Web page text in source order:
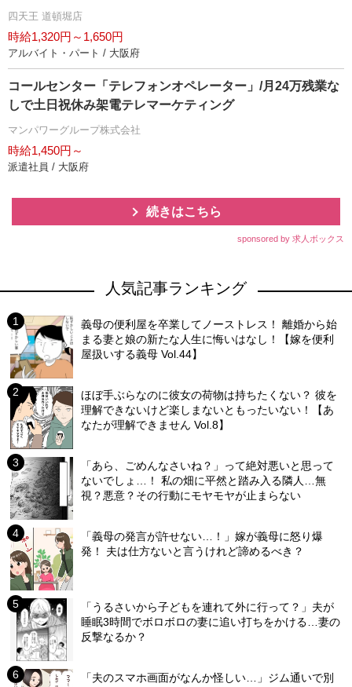
四天王 道頓堀店
時給1,320円～1,650円
アルバイト・パート / 大阪府
コールセンター「テレフォンオペレーター」/月24万残業な
しで土日祝休み架電テレマーケティング
マンパワーグループ株式会社
時給1,450円～
派遣社員 / 大阪府
続きはこちら
sponsored by 求人ボックス
人気記事ランキング
義母の便利屋を卒業してノーストレス！ 離婚から始
まる妻と娘の新たな人生に悔いはなし！【嫁を便利
屋扱いする義母 Vol.44】
ほぼ手ぶらなのに彼女の荷物は持ちたくない？ 彼を
理解できないけど楽しまないともったいない！【あ
なたが理解できません Vol.8】
「あら、ごめんなさいね？」って絶対悪いと思って
ないでしょ…！ 私の畑に平然と踏み入る隣人…無
視？悪意？その行動にモヤモヤが止まらない
「義母の発言が許せない…！」嫁が義母に怒り爆
発！ 夫は仕方ないと言うけれど諦めるべき？
「うるさいから子どもを連れて外に行って？」夫が
睡眠3時間でボロボロの妻に追い打ちをかける…妻の
反撃なるか？
「夫のスマホ画面がなんか怪しい…」ジム通いで別